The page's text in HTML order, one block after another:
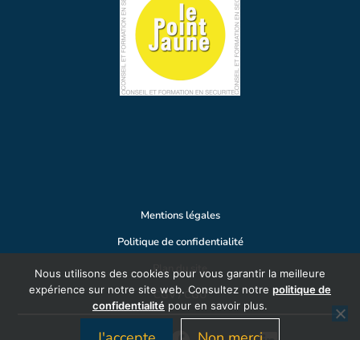
Mentions légales
Politique de confidentialité
Plan du site
CGV / CGU
Nous utilisons des cookies pour vous garantir la meilleure
expérience sur notre site web. Consultez notre politique de
confidentialité pour en savoir plus.